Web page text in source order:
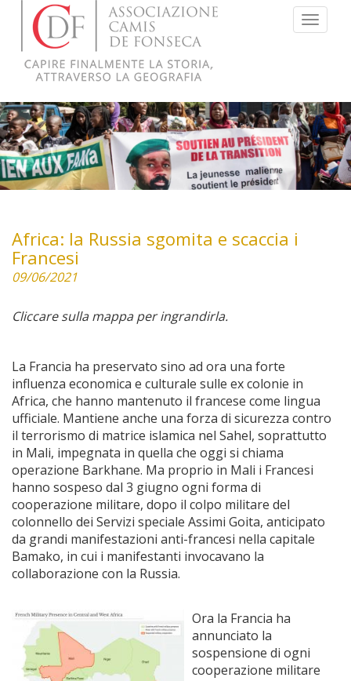
Menu
Africa: la Russia sgomita e scaccia i
Francesi
09/06/2021
Cliccare sulla mappa per ingrandirla.
La Francia ha preservato sino ad ora una forte
influenza economica e culturale sulle ex colonie in
Africa, che hanno mantenuto il francese come lingua
ufficiale. Mantiene anche una forza di sicurezza contro
il terrorismo di matrice islamica nel Sahel, soprattutto
in Mali, impegnata in quella che oggi si chiama
operazione Barkhane. Ma proprio in Mali i Francesi
hanno sospeso dal 3 giugno ogni forma di
cooperazione militare, dopo il colpo militare del
colonnello dei Servizi speciale Assimi Goita, anticipato
da grandi manifestazioni anti-francesi nella capitale
Bamako, in cui i manifestanti invocavano la
collaborazione con la Russia.
Ora la Francia ha
annunciato la
sospensione di ogni
cooperazione militare